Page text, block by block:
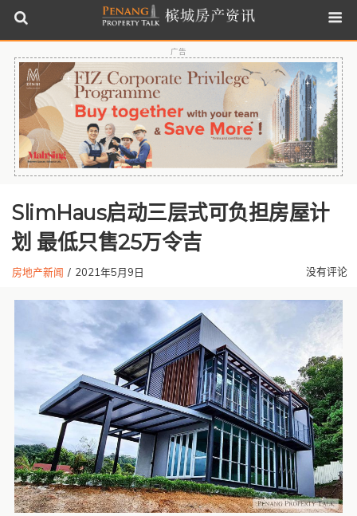
广告
SlimHaus启动三层式可负担房屋计
划 最低只售25万令吉
房地产新闻 / 2021年5月9日 没有评论